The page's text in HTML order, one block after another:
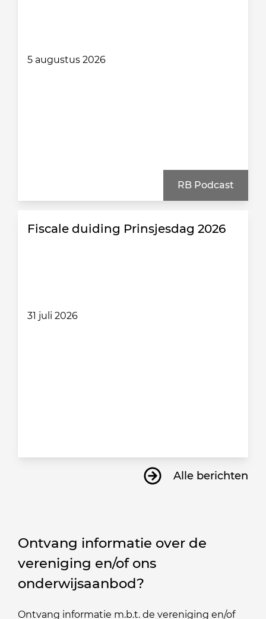
5 augustus 2026
RB Podcast
Fiscale duiding Prinsjesdag 2026
31 juli 2026
Alle berichten
Ontvang informatie over de
vereniging en/of ons
onderwijsaanbod?
Ontvang informatie m.b.t. de vereniging en/of